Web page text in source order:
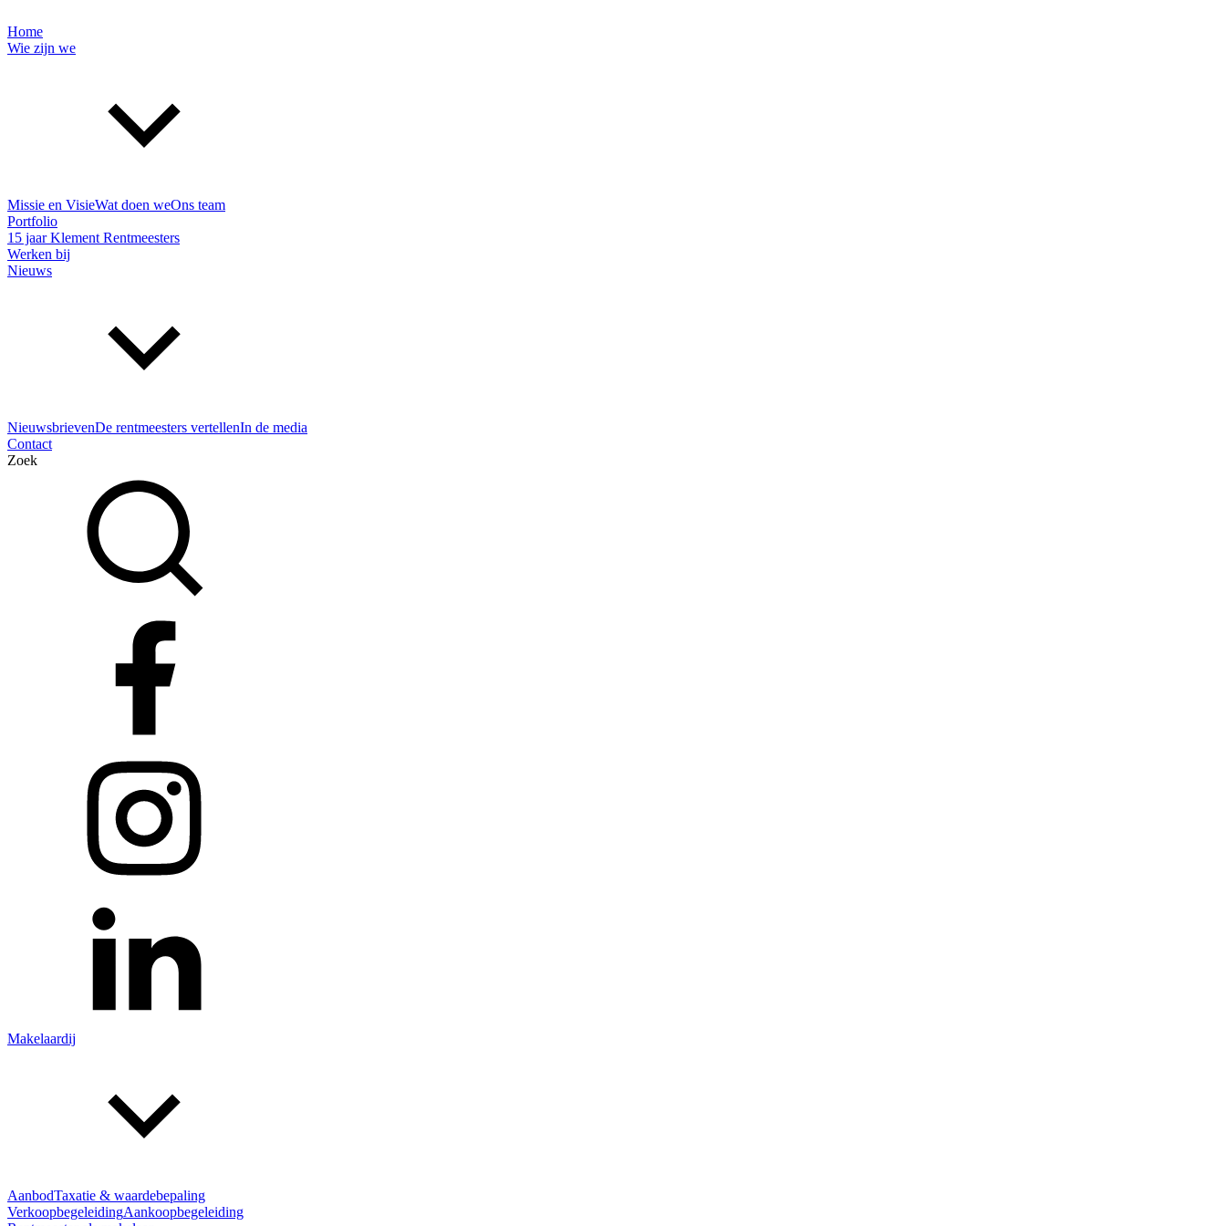
Home
Wie zijn we
Missie en VisieWat doen weOns team
Portfolio
15 jaar Klement Rentmeesters
Werken bij
Nieuws
NieuwsbrievenDe rentmeesters vertellenIn de media
Contact
Zoek
Makelaardij
AanbodTaxatie & waardebepaling
VerkoopbegeleidingAankoopbegeleiding